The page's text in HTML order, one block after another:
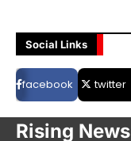
Social Links
facebook twitter
Rising News